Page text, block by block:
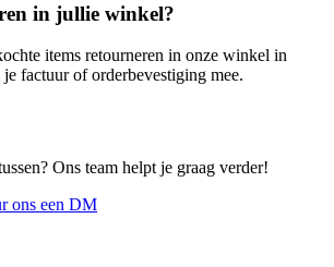
in jullie winkel?
items retourneren in onze winkel in
factuur of orderbevestiging mee.
Ons team helpt je graag verder!
ons een DM